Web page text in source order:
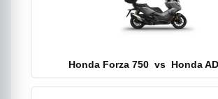
Honda Forza 750 vs Honda